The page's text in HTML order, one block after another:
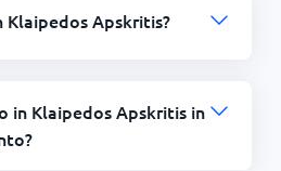
Klaipedos Apskritis?
in Klaipedos Apskritis in